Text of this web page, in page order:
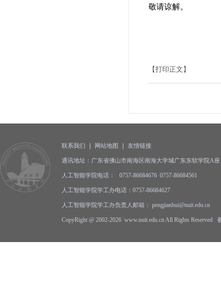
敬请谅解。
【打印正文】
联系我们 网站地图 友情链接
通讯地址：广东省佛山市南海区南海大学城广东东软学院A
人工智能学院电话： 0757-86684676 0757-86684561
人工智能学院学工办电话：0757-86684627
人工智能学院学工办负责人邮箱： pengjianhui@nuit.edu.cn
CopyRight @ 2002-2026 www.nuit.edu.cn All Rights Reserved